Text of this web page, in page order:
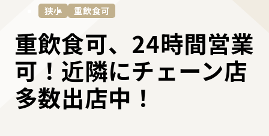
狭小 重飲食可
重飲食可、24時間営業
可！近隣にチェーン店
多数出店中！